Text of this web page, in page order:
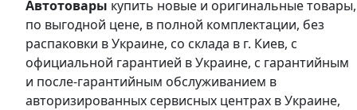
Автотовары купить новые и оригинальные товары,
по выгодной цене, в полной комплектации, без
распаковки в Украине, со склада в г. Киев, с
официальной гарантией в Украине, с гарантийным
и после-гарантийным обслуживанием в
авторизированных сервисных центрах в Украине,